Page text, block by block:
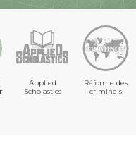
Applied
Scholastics
Réforme des
criminels